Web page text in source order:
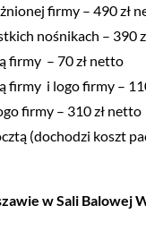
firmy – 490 zł
nośnikach – 390
firmy – 70 zł netto
firmy i logo firmy –
firmy – 310 zł netto
(dochodzi koszt
w Sali Balowej